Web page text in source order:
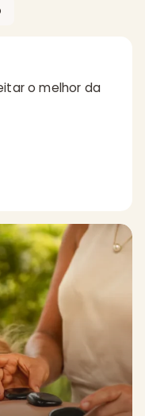
o melhor da